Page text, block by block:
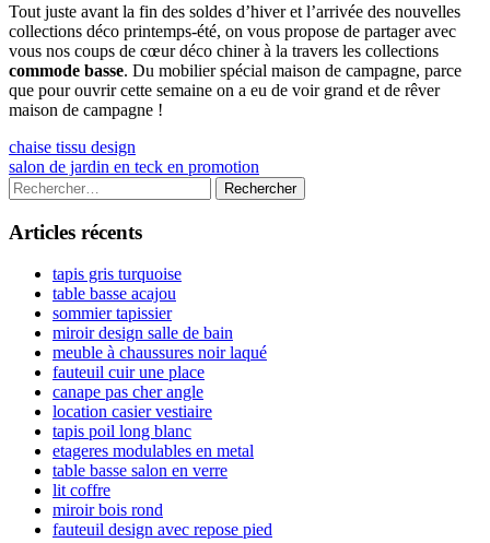
Tout juste avant la fin des soldes d’hiver et l’arrivée des nouvelles
collections déco printemps-été, on vous propose de partager avec
vous nos coups de cœur déco chiner à la travers les collections
commode basse. Du mobilier spécial maison de campagne, parce
que pour ouvrir cette semaine on a eu de voir grand et de rêver
maison de campagne !
Navigation
de
l’article
Previous
article:
chaise tissu design
Next
article:
salon de jardin en teck en promotion
Colonne
latérale
principale
Rechercher :
Articles récents
tapis gris turquoise
table basse acajou
sommier tapissier
miroir design salle de bain
meuble à chaussures noir laqué
fauteuil cuir une place
canape pas cher angle
location casier vestiaire
tapis poil long blanc
etageres modulables en metal
table basse salon en verre
lit coffre
miroir bois rond
fauteuil design avec repose pied